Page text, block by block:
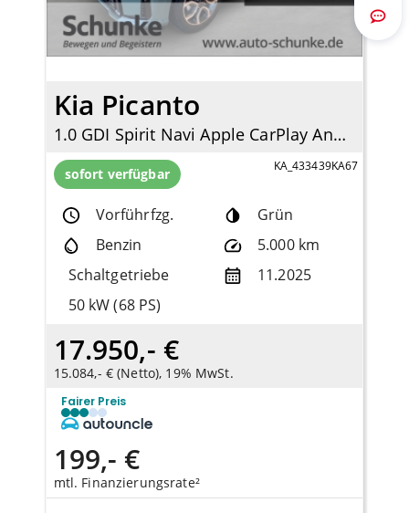
Kia Picanto
1.0 GDI Spirit Navi Apple CarPlay Android Auto Klimaautom DAB SHZ LenkradHZG
sofort verfügbar KA_433439KA67
Vorführfzg.
Grün
Benzin
5.000 km
Schaltgetriebe
11.2025
50 kW (68 PS)
17.950,- €
15.084,- € (Netto), 19% MwSt.
Fairer Preis
199,- €
mtl. Finanzierungsrate²